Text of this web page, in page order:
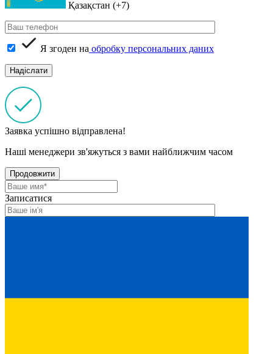
Қазақстан (+7)
Я згоден на обробку персональних даних
Заявка успішно відправлена!
Наші менеджери зв'яжуться з вами найближчим часом
Продовжити
Записатися